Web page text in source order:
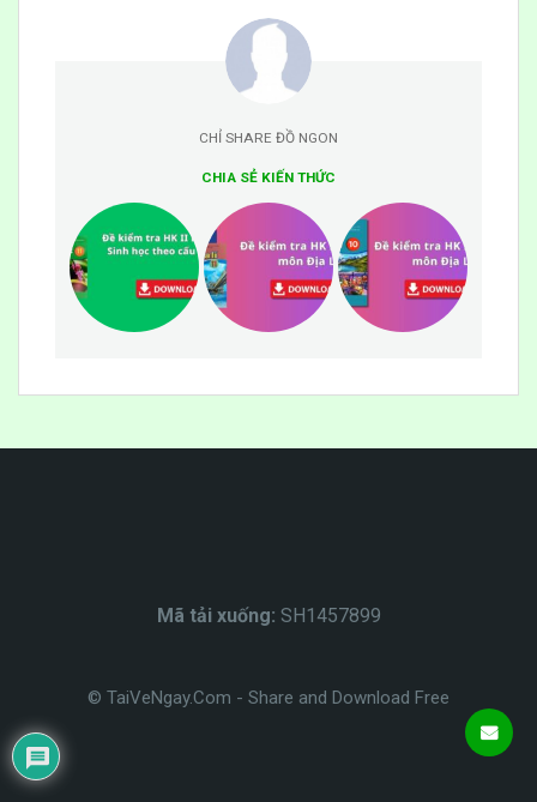
CHỈ SHARE ĐỒ NGON
CHIA SẺ KIẾN THỨC
Mã tải xuống: SH1457899
© TaiVeNgay.Com - Share and Download Free